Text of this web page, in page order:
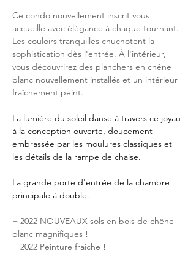
Ce condo nouvellement inscrit vous
accueille avec élégance à chaque tournant.
Les couloirs tranquilles chuchotent la
sophistication dès l'entrée. À l'intérieur,
vous découvrirez des planchers en chêne
blanc nouvellement installés et un intérieur
fraîchement peint.
La lumière du soleil danse à travers ce joyau
à la conception ouverte, doucement
embrassée par les moulures classiques et
les détails de la rampe de chaise.
La grande porte d'entrée de la chambre
principale à double.
+ 2022 NOUVEAUX sols en bois de chêne
blanc magnifiques !
+ 2022 Peinture fraîche !